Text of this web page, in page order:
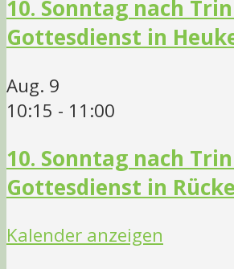
10. Sonntag nach
Gottesdienst in
Aug. 9
10:15 - 11:00
10. Sonntag nach
Gottesdienst in
Kalender anzeigen